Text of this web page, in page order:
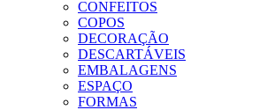
CONFEITOS
COPOS
DECORAÇÃO
DESCARTÁVEIS
EMBALAGENS
ESPAÇO
FORMAS